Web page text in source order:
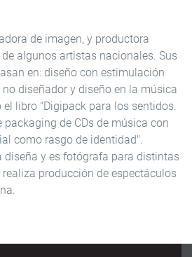
de imagen, y productora
algunos artistas nacionales. Sus
en: diseño con estimulación
diseñador y diseño en la música
libro "Digipack para los sentidos.
packaging de CDs de música con
como rasgo de identidad".
diseña y es fotógrafa para distintas
producción de espectáculos